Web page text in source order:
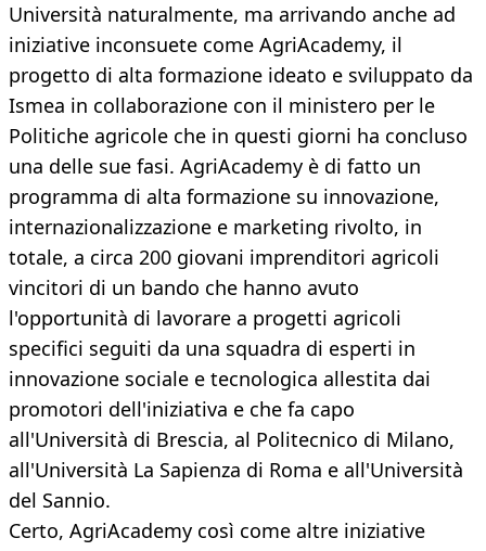
Università naturalmente, ma arrivando anche ad
iniziative inconsuete come AgriAcademy, il
progetto di alta formazione ideato e sviluppato da
Ismea in collaborazione con il ministero per le
Politiche agricole che in questi giorni ha concluso
una delle sue fasi. AgriAcademy è di fatto un
programma di alta formazione su innovazione,
internazionalizzazione e marketing rivolto, in
totale, a circa 200 giovani imprenditori agricoli
vincitori di un bando che hanno avuto
l'opportunità di lavorare a progetti agricoli
specifici seguiti da una squadra di esperti in
innovazione sociale e tecnologica allestita dai
promotori dell'iniziativa e che fa capo
all'Università di Brescia, al Politecnico di Milano,
all'Università La Sapienza di Roma e all'Università
del Sannio.
Certo, AgriAcademy così come altre iniziative